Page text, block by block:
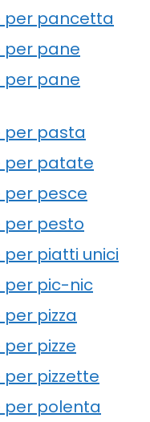
per pancetta
per pane
per pane
per pasta
per patate
per pesce
per pesto
piatti unici
per pic-nic
pizza
pizze
pizzette
per polenta